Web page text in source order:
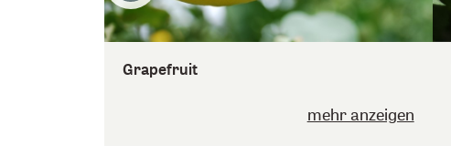
Grapefruit
mehr anzeigen